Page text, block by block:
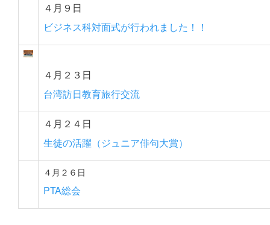
４月９日
ビジネス科対面式が行われました！！
４月２３日
台湾訪日教育旅行交流
４月２４日
生徒の活躍（ジュニア俳句大賞）
４月２６日
PTA総会